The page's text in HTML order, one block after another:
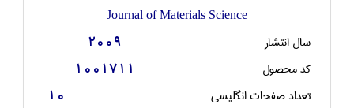
Journal of Materials Science
سال انتشار 2009
کد محصول 1001711
تعداد صفحات انگليسی 10